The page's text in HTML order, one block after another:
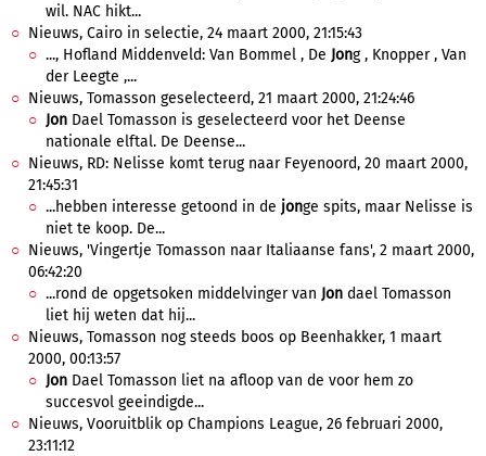
wil. NAC hikt...
Nieuws, Cairo in selectie, 24 maart 2000, 21:15:43
..., Hofland Middenveld: Van Bommel , De Jong , Knopper , Van
der Leegte ,...
Nieuws, Tomasson geselecteerd, 21 maart 2000, 21:24:46
Jon Dael Tomasson is geselecteerd voor het Deense
nationale elftal. De Deense...
Nieuws, RD: Nelisse komt terug naar Feyenoord, 20 maart 2000,
21:45:31
...hebben interesse getoond in de jonge spits, maar Nelisse is
niet te koop. De...
Nieuws, 'Vingertje Tomasson naar Italiaanse fans', 2 maart 2000,
06:42:20
...rond de opgetsoken middelvinger van Jon dael Tomasson
liet hij weten dat hij...
Nieuws, Tomasson nog steeds boos op Beenhakker, 1 maart
2000, 00:13:57
Jon Dael Tomasson liet na afloop van de voor hem zo
succesvol geeindigde...
Nieuws, Vooruitblik op Champions League, 26 februari 2000,
23:11:12